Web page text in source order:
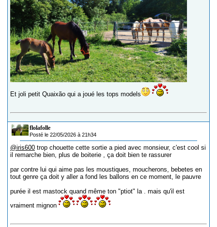
Et joli petit Quaixão qui a joué les tops models
flolafolle
Posté le 22/05/2026 à 21h34
@iris600 trop chouette cette sortie a pied avec monsieur, c'est cool si
il remarche bien, plus de boiterie , ça doit bien te rassurer
par contre lui qui aime pas les moustiques, moucherons, bebetes en
tout genre ça doit y aller a fond les ballons en ce moment, le pauvre
purée il est mastock quand même ton "ptiot" la . mais qu'il est
vraiment mignon